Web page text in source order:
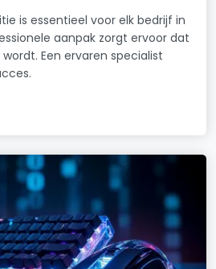
is essentieel voor elk bedrijf in
aanpak zorgt ervoor dat
Een ervaren specialist